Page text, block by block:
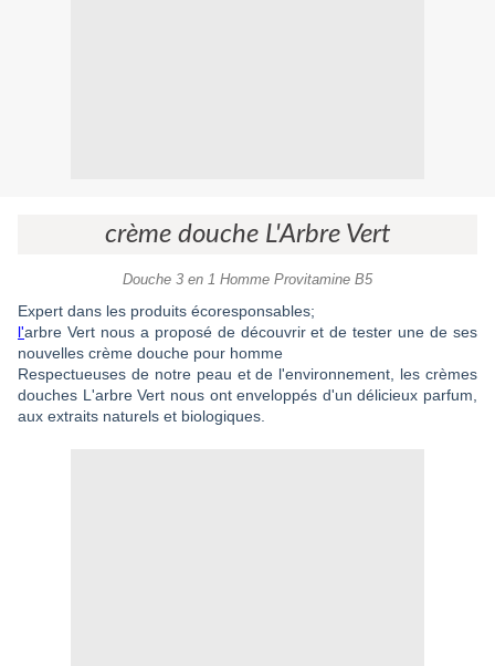
crème douche L'Arbre Vert
Douche 3 en 1 Homme Provitamine B5
Expert dans les produits écoresponsables;
l'arbre Vert nous a proposé de découvrir et de tester une de ses
nouvelles crème douche pour homme
Respectueuses de notre peau et de l'environnement, les crèmes
douches L'arbre Vert nous ont enveloppés d'un délicieux parfum,
aux extraits naturels et biologiques.